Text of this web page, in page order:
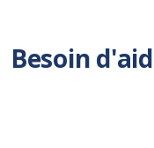
Besoin